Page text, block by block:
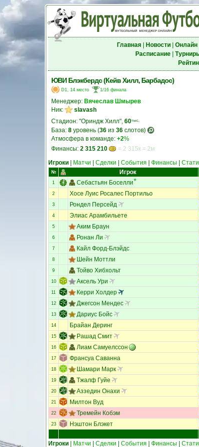
Главная| Новости| Онлайн|
Расписание|
ЮВИ Блэкбердс (Кейв Хилл, Барбадос)
D1, 14 место 1/16 финала
Менеджер: Вячеслав Шмырев
Ник:
slavash
Стадион: "Ориндж Хилл", 60тыс.
База: 8 уровень (36 из 36 слотов)
Атмосфера в команде: +2%
Финансы: 2 315 210 = 2 315к = 2м
Игроки Матчи Сделки События Финансы
№ Игрок
1 Себастьян Боселли
2 Хосе Луис Росалес Портильо
3 Рондел Персейд
4 Элиас Арамбильете
5 Аким Браун
6 Ронан Ли
7 Кайл Форд-Блэйдс
8 Шейн Моттли
9 Тойво Хибхольт
10 Аксель Ури
11 Керри Холдер
12 Джегсон Мендес
13 Дариус Бойс
14 Брайан Деринг
15 Рашад Смит
16 Лиам Самуелссон
17 Франсуа Саванна
18 Шамари Марк
19 Тжалф Гуйе
20 Аззедин Онахи
21 Милтон Вуд
22 Тремейн Кобэм
23 Нэштон Блэкет
Игроки
Матчи Сделки События Финансы